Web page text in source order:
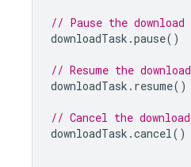
// Pause the download
downloadTask .pause()
// Resume the download
downloadTask . resume()
// Cancel the download
downloadTask .cancel()